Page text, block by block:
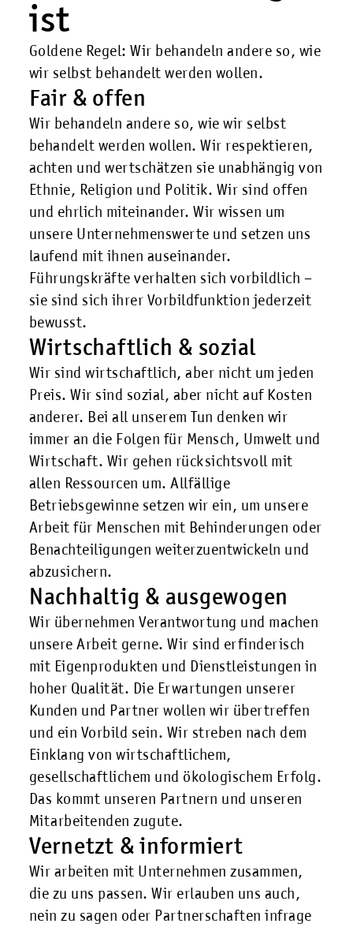
ist
Goldene Regel: Wir behandeln andere so, wie
wir selbst behandelt werden wollen.
Fair & offen
Wir behandeln andere so, wie wir selbst
behandelt werden wollen. Wir respektieren,
achten und wertschätzen sie unabhängig von
Ethnie, Religion und Politik. Wir sind offen
und ehrlich miteinander. Wir wissen um
unsere Unternehmenswerte und setzen uns
laufend mit ihnen auseinander.
Führungskräfte verhalten sich vorbildlich –
sie sind sich ihrer Vorbildfunktion jederzeit
bewusst.
Wirtschaftlich & sozial
Wir sind wirtschaftlich, aber nicht um jeden
Preis. Wir sind sozial, aber nicht auf Kosten
anderer. Bei all unserem Tun denken wir
immer an die Folgen für Mensch, Umwelt und
Wirtschaft. Wir gehen rücksichtsvoll mit
allen Ressourcen um. Allfällige
Betriebsgewinne setzen wir ein, um unsere
Arbeit für Menschen mit Behinderungen oder
Benachteiligungen weiterzuentwickeln und
abzusichern.
Nachhaltig & ausgewogen
Wir übernehmen Verantwortung und machen
unsere Arbeit gerne. Wir sind erfinderisch
mit Eigenprodukten und Dienstleistungen in
hoher Qualität. Die Erwartungen unserer
Kunden und Partner wollen wir übertreffen
und ein Vorbild sein. Wir streben nach dem
Einklang von wirtschaftlichem,
gesellschaftlichem und ökologischem Erfolg.
Das kommt unseren Partnern und unseren
Mitarbeitenden zugute.
Vernetzt & informiert
Wir arbeiten mit Unternehmen zusammen,
die zu uns passen. Wir erlauben uns auch,
nein zu sagen oder Partnerschaften infrage